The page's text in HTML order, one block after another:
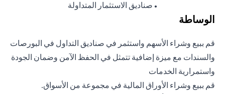
● صناديق الاستثمار المتداولة
الوساطة
قم ببيع وشراء الأسهم واستثمر في صناديق التداول في البورصات
والسندات مع ميزة إضافية تتمثل في الحفظ الآمن وضمان الجودة
واستمرارية الخدمات
قم ببيع وشراء الأوراق المالية في مجموعة من الأسواق.